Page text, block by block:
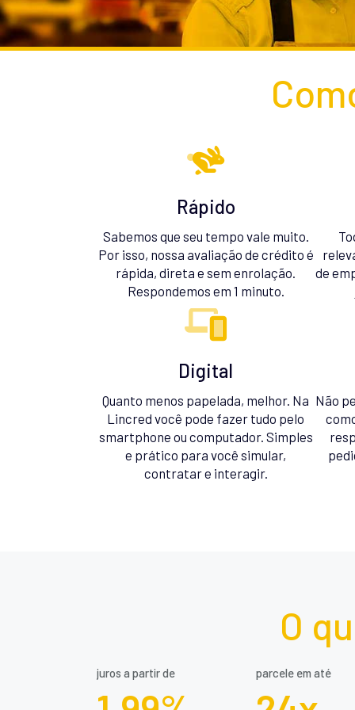
Rápido
Sabemos que seu tempo vale muito.
Por isso, nossa avaliação de crédito é
rápida, direta e sem enrolação.
Respondemos em 1 minuto.
de
Digital
Quanto menos papelada, melhor. Na
Lincred você pode fazer tudo pelo
smartphone ou computador. Simples
e prático para você simular,
contratar e interagir.
Não
O
juros a partir de parcele em até